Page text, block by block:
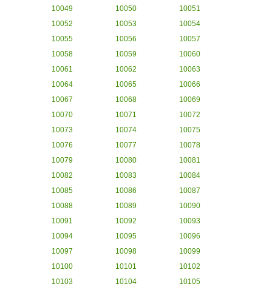
10049
10050
10051
10052
10053
10054
10055
10056
10057
10058
10059
10060
10061
10062
10063
10064
10065
10066
10067
10068
10069
10070
10071
10072
10073
10074
10075
10076
10077
10078
10079
10080
10081
10082
10083
10084
10085
10086
10087
10088
10089
10090
10091
10092
10093
10094
10095
10096
10097
10098
10099
10100
10101
10102
10103
10104 10105